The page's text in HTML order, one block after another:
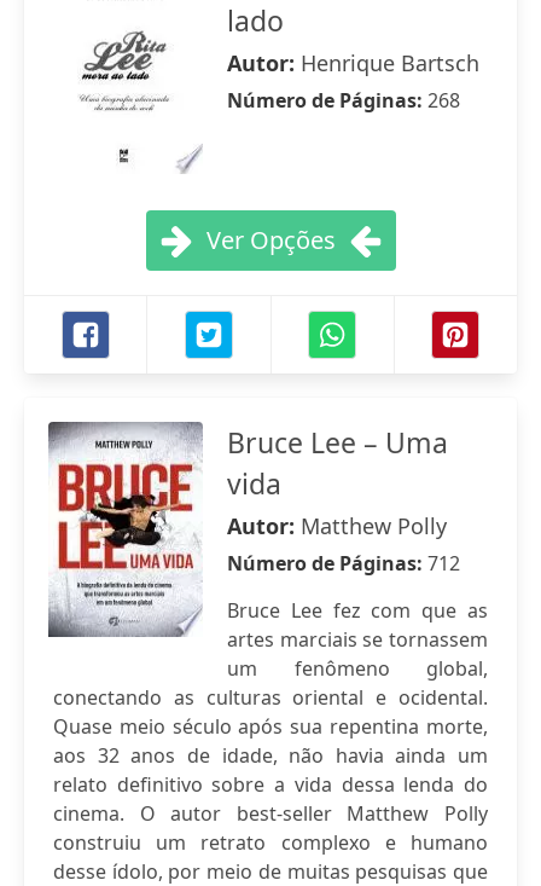
lado
Autor: Henrique Bartsch
Número de Páginas: 268
Ver Opções
Bruce Lee – Uma
vida
Autor: Matthew Polly
Número de Páginas: 712
Bruce Lee fez com que as
artes marciais se tornassem
um fenômeno global,
conectando as culturas oriental e ocidental.
Quase meio século após sua repentina morte,
aos 32 anos de idade, não havia ainda um
relato definitivo sobre a vida dessa lenda do
cinema. O autor best-seller Matthew Polly
construiu um retrato complexo e humano
desse ídolo, por meio de muitas pesquisas que